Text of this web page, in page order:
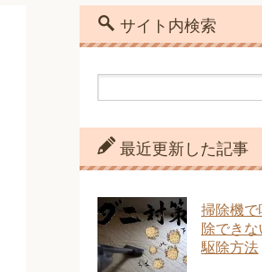
サイト内検索
最近更新した記事
掃除機で
除でき
駆除方法